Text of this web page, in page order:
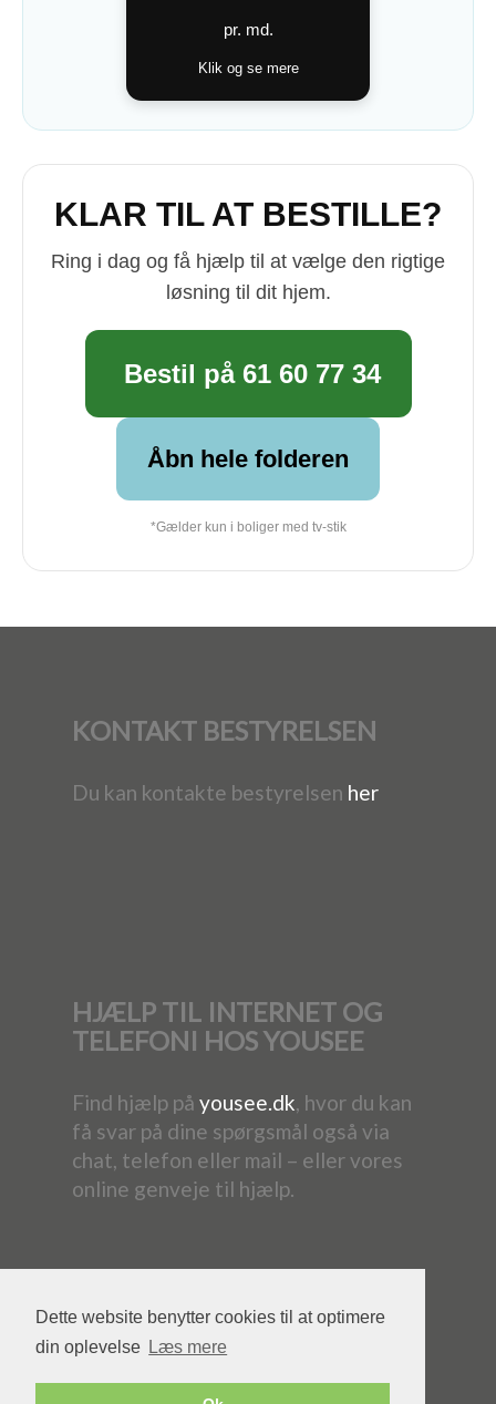
Dette website benytter cookies til at optimere
din oplevelse Læs mere
pr. md.
Klik og se mere
KLAR TIL AT BESTILLE?
Ring i dag og få hjælp til at vælge den rigtige
løsning til dit hjem.
Bestil på 61 60 77 34
Åbn hele folderen
*Gælder kun i boliger med tv-stik
KONTAKT BESTYRELSEN
Du kan kontakte bestyrelsen her
HJÆLP TIL INTERNET OG
TELEFONI HOS YOUSEE
Find hjælp på yousee.dk, hvor du kan
få svar på dine spørgsmål også via
chat, telefon eller mail – eller vores
online genveje til hjælp.
Powered by YouSee Foreningsweb